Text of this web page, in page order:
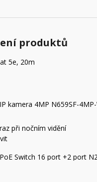
produktů
5e, 20m
je 5 z 5 hvězdiček.
kamera 4MP N659SF-
je 5 z 5 hvězdiček.
při nočním vidění
je 2 z 5 hvězdiček.